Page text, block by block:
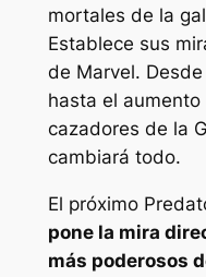
mortales de la
Establece sus
de Marvel.
hasta el
cazadores de la
cambiará todo.
El próximo
pone la mira
más poderosos